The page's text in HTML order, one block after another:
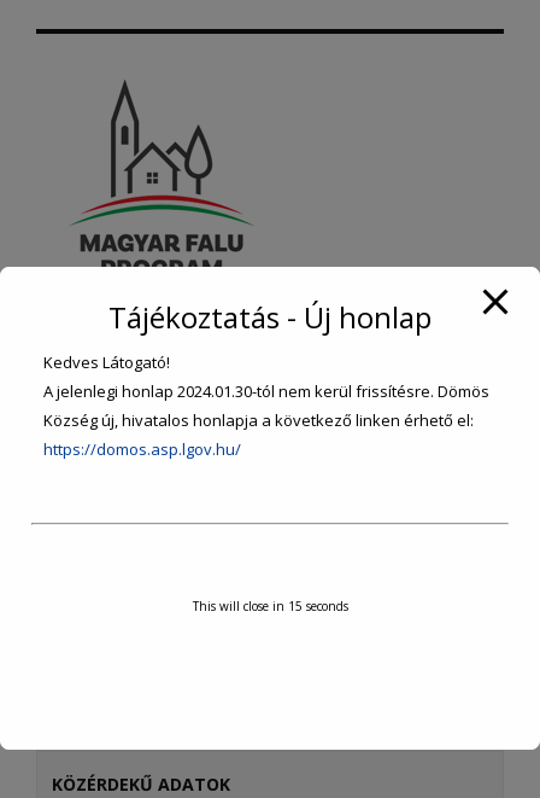
KEZDŐLAP
ÖNKORMÁNYZAT
ÜGYINTÉZÉS
KÖZÉRDEKŰ ADATOK
Tájékoztatás - Új honlap
Kedves Látogató!
A jelenlegi honlap 2024.01.30-tól nem kerül frissítésre. Dömös
Község új, hivatalos honlapja a következő linken érhető el:
https://domos.asp.lgov.hu/
This will close in 15 seconds